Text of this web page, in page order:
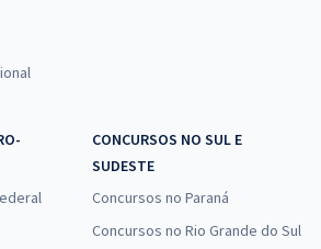
Dados
à vista
ou 12x de
R$36,65
Economize R$ 109,96 (-20%)
CONCURSOS NO SUL E
SUDESTE
Concursos no Paraná
Concursos no Rio Grande do Sul